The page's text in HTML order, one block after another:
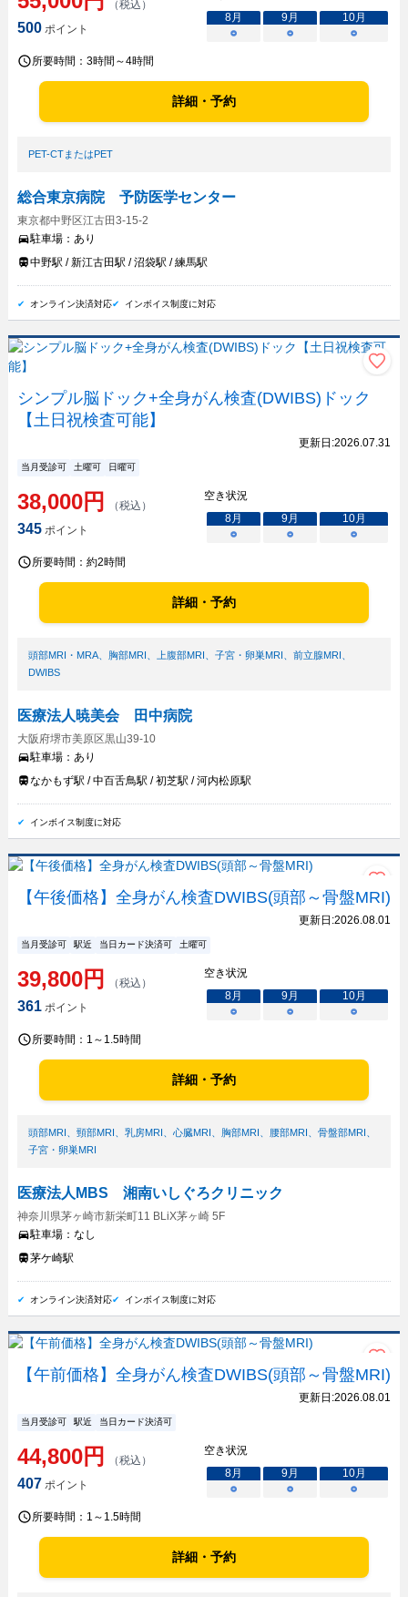
（税込）
500ポイント
8月 9月 10月
○
○ ○
所要時間： 3時間～4時間
詳細・予約
PET-CTまたはPET
総合東京病院 予防医学センター
東京都中野区江古田3-15-2
駐車場： あり
中野駅 / 新江古田駅 / 沼袋駅 / 練馬駅
オンライン決済対応 インボイス制度に対応
シンプル脳ドック+全身がん検査(DWIBS)ドック
【土日祝検査可能】
更新日:2026.07.31
当月受診可 土曜可 日曜可
38,000円 （税込）
345ポイント
空き状況
8月 9月 10月
○
○ ○
所要時間： 約2時間
詳細・予約
頭部MRI・MRA、 胸部MRI 、 上腹部MRI 、 子宮・卵巣MRI 、 前立腺MRI 、
DWIBS
医療法人暁美会 田中病院
大阪府堺市美原区黒山39-10
駐車場： あり
なかもず駅 / 中百舌鳥駅 / 初芝駅 / 河内松原駅
インボイス制度に対応
【午後価格】全身がん検査DWIBS(頭部～骨盤MRI)
更新日:2026.08.01
当月受診可 駅近 当日カード決済可 土曜可
39,800円 （税込）
361ポイント
空き状況
8月 9月 10月
○
○ ○
所要時間： 1～1.5時間
詳細・予約
頭部MRI 、 頸部MRI 、 乳房MRI 、 心臓MRI 、 胸部MRI 、 腰部MRI 、 骨盤部MRI 、
子宮・卵巣MRI
医療法人MBS 湘南いしぐろクリニック
神奈川県茅ヶ崎市新栄町11 BLiX茅ヶ崎 5F
駐車場： なし
茅ケ崎駅
オンライン決済対応 インボイス制度に対応
【午前価格】全身がん検査DWIBS(頭部～骨盤MRI)
更新日:2026.08.01
当月受診可 駅近 当日カード決済可
44,800円 （税込）
407 ポイント
空き状況
8月 9月 10月
○
○ ○
所要時間： 1～1.5時間
詳細・予約